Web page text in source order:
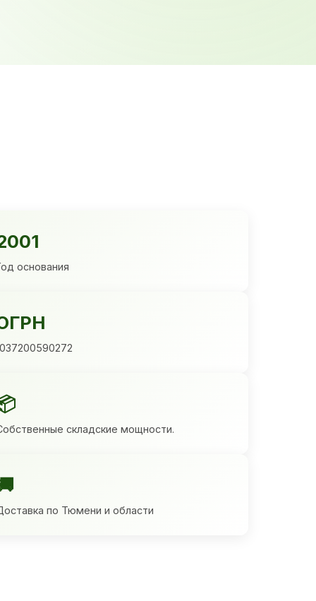
основания
складские мощности.
по Тюмени и области